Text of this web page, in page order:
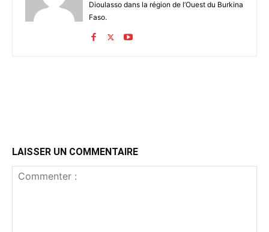
Dioulasso dans la région de l’Ouest du Burkina
Faso.
LAISSER UN COMMENTAIRE